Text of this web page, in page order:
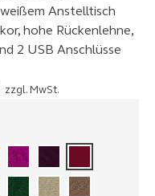
Anstelltisch
hohe Rückenlehne,
2 USB Anschlüsse
zzgl. MwSt.